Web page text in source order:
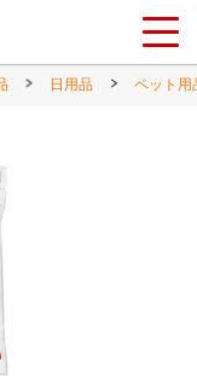
日用品 ペット用